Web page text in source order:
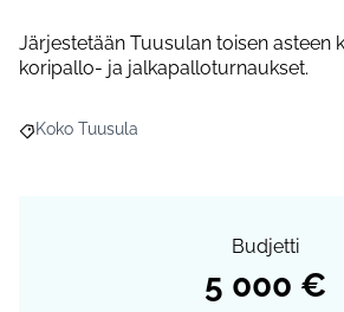
Järjestetään Tuusulan toisen asteen
koripallo- ja jalkapalloturnaukset.
Rajaa tulokset aihepiirin mukaan: Koko
Koko Tuusula
Budjetti
5 000 €